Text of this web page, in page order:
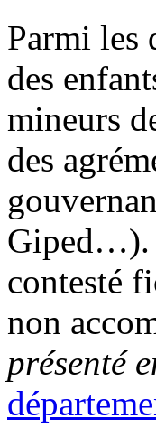
Parmi les
des
mineurs
des
Giped…).
contesté
non
présenté